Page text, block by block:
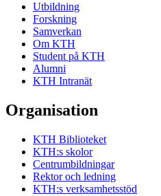
Utbildning
Forskning
Samverkan
Om KTH
Student på KTH
Alumni
KTH Intranät
Organisation
KTH Biblioteket
KTH:s skolor
Centrumbildningar
Rektor och ledning
KTH:s verksamhetsstöd